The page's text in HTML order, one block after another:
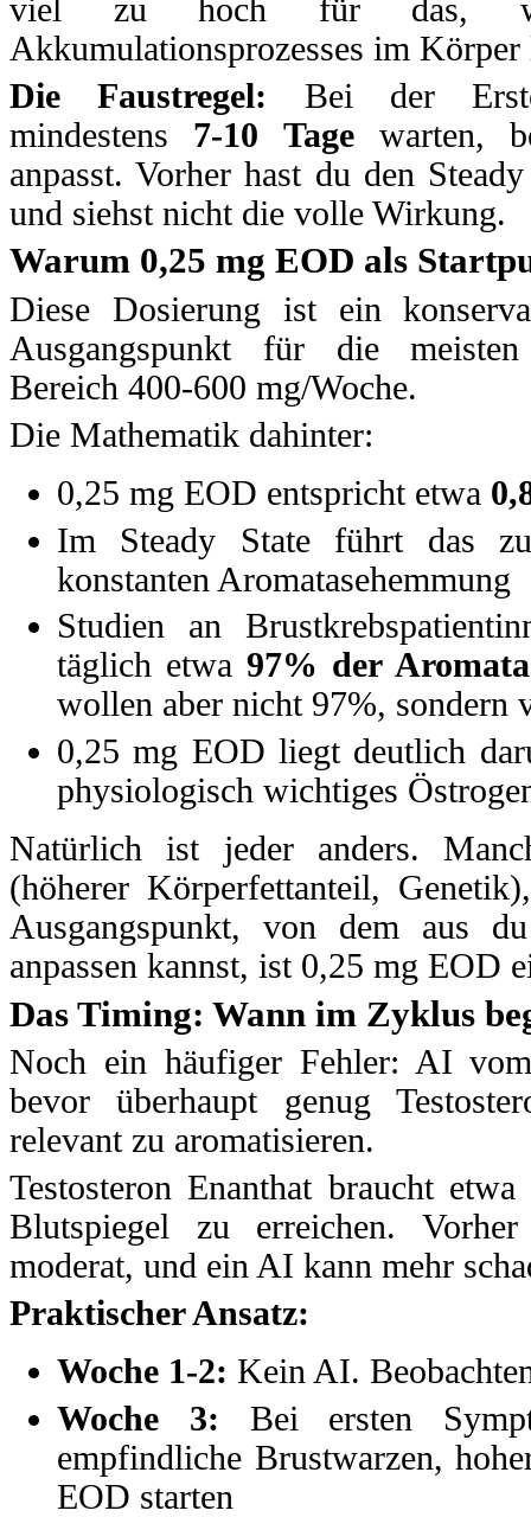
viel zu hoch für das,
Akkumulationsprozesses im Körper
Die Faustregel: Bei der
mindestens 7-10 Tagewarten,
anpasst. Vorher hast du den
und siehst nicht die volle Wirkung.
Warum 0,25 mg EOD als
Diese Dosierung ist ein
Ausgangspunkt für die
Bereich 400-600 mg/Woche.
Die Mathematik dahinter:
0,25 mg EOD entspricht etwa
Im Steady State führt das
konstanten Aromatasehemmung
Studien an
täglich etwa97% der
wollen aber nicht 97%, sondern
0,25 mg EOD liegt deutlich
physiologisch wichtiges
Natürlich ist jeder anders.
(höherer Körperfettanteil,
Ausgangspunkt, von dem aus
anpassen kannst, ist 0,25 mg EOD
Das Timing: Wann im Zyklus
Noch ein häufiger Fehler: AI
bevor überhaupt genug
relevant zu aromatisieren.
Testosteron Enanthat braucht etwa
Blutspiegel zu erreichen.
moderat, und ein AI kann mehr
Praktischer Ansatz:
Woche 1-2: Kein AI.
Woche 3: Bei ersten
empfindliche Brustwarzen,
EOD starten